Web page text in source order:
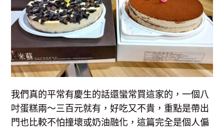
我們真的平常有慶生的話還蠻常買這家的，一個八
吋蛋糕兩～三百元就有，好吃又不貴，重點是帶出
門也比較不怕撞壞或奶油融化，這篇完全是個人偏